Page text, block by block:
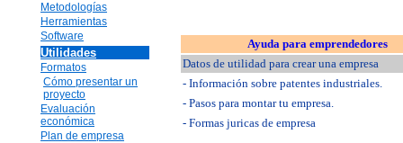
Metodologías
Herramientas
Software
Utilidades
Formatos
Cómo presentar un
proyecto
Evaluación
económica
Plan de empresa
Ayuda para emprendedores
Datos de utilidad para crear una empresa
- Información sobre patentes industriales.
- Pasos para montar tu empresa.
- Formas juricas de empresa